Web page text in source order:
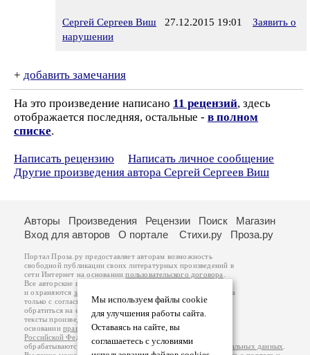
Сергей Сергеев Виш 27.12.2015 19:01
Заявить о
нарушении
+ добавить замечания
На это произведение написано 11 рецензий, здесь
отображается последняя, остальные - в полном
списке.
Написать рецензию
Написать личное сообщение
Другие произведения автора Сергей Сергеев Виш
Мы используем файлы cookie
для улучшения работы сайта.
Оставаясь на сайте, вы
соглашаетесь с условиями
Авторы Произведения Рецензии Поиск
Магазин
Вход для авторов
О портале Стихи.ру Проза.ру
Портал Проза.ру предоставляет авторам возможность
свободной публикации своих литературных произведений в
сети Интернет на основаниипользовательского договора
Все авторские права на произведения принадлежат авторам
и охраняются законом
. Перепечатка произведений возможна
только с согласия его автора, к которому вы можете
обратиться на его авторской странице. Ответственность за
тексты произведений авторы несут самостоятельно на
основанииправил публикацииизаконодательства
Российской Федерации
обрабатываются на основанииПолитики обработки персональных данных